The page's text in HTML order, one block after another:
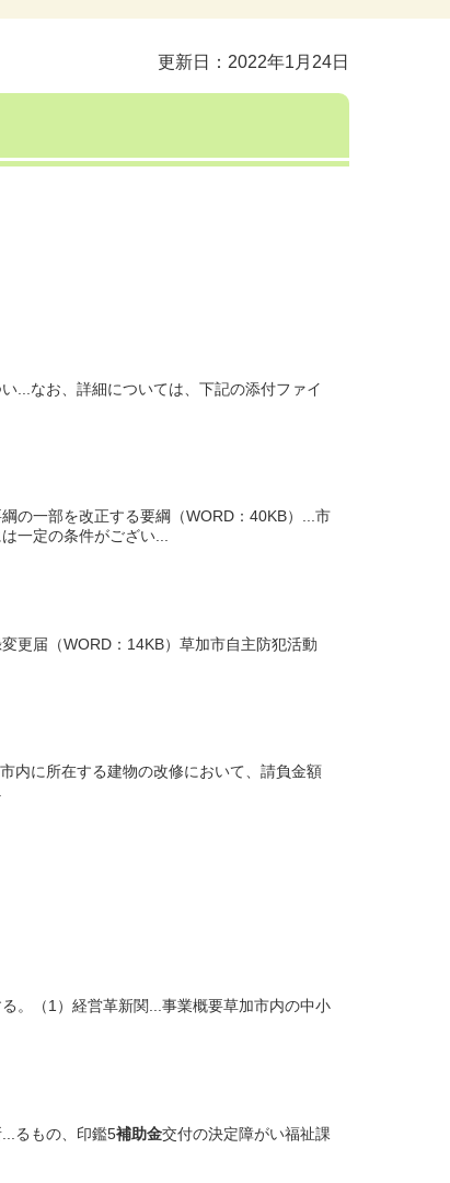
更新日：2022年1月24日
...なお、詳細については、下記の添付ファイ
の一部を改正する要綱（WORD：40KB）...市
一定の条件がござい...
更届（WORD：14KB）草加市自主防犯活動
内に所在する建物の改修において、請負金額
。（1）経営革新関...事業概要草加市内の中小
るもの、印鑑5補助金交付の決定障がい福祉課